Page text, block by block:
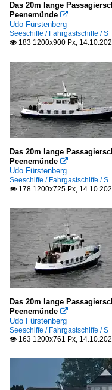
Island
Reykjavik
Italien
Neapel
Japan
Tokio
Malta
Valletta
Polen
Gdańsk/Danzig
Portugal
Lissabon
Schweden
Göteborg
Stockholm
Seeschiffe
Das 20m lange
Peenemünde 
Udo Fürstenberg
Seeschiffe / Fahrgastschiffe / S
 183 1200x900 Px,
Das 20m lange
Peenemünde 
Udo Fürstenberg
Seeschiffe / Fahrgastschiffe / S
 178 1200x725 Px,
Das 20m lange
Peenemünde 
Udo Fürstenberg
Seeschiffe / Fahrgastschiffe / S
 163 1200x761 Px,